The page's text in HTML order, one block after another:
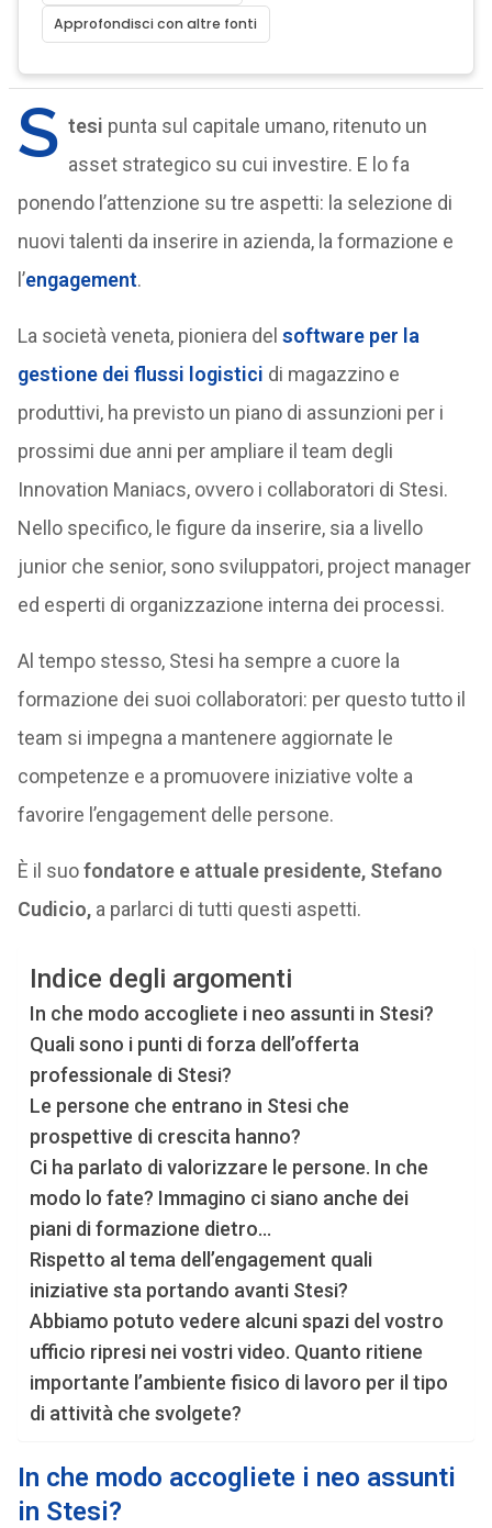
Approfondisci con altre fonti
S tesi punta sul capitale umano, ritenuto un
asset strategico su cui investire. E lo fa
ponendo l’attenzione su tre aspetti: la selezione di
nuovi talenti da inserire in azienda, la formazione e
l’engagement.
La società veneta, pioniera del software per la
gestione dei flussi logistici di magazzino e
produttivi, ha previsto un piano di assunzioni per i
prossimi due anni per ampliare il team degli
Innovation Maniacs, ovvero i collaboratori di Stesi.
Nello specifico, le figure da inserire, sia a livello
junior che senior, sono sviluppatori, project manager
ed esperti di organizzazione interna dei processi.
Al tempo stesso, Stesi ha sempre a cuore la
formazione dei suoi collaboratori: per questo tutto il
team si impegna a mantenere aggiornate le
competenze e a promuovere iniziative volte a
favorire l’engagement delle persone.
È il suofondatore e attuale presidente, Stefano
Cudicio,a parlarci di tutti questi aspetti.
Indice degli argomenti
In che modo accogliete i neo assunti in Stesi?
Quali sono i punti di forza dell’offerta
professionale di Stesi?
Le persone che entrano in Stesi che
prospettive di crescita hanno?
Ci ha parlato di valorizzare le persone. In che
modo lo fate? Immagino ci siano anche dei
piani di formazione dietro…
Rispetto al tema dell’engagement quali
iniziative sta portando avanti Stesi?
Abbiamo potuto vedere alcuni spazi del vostro
ufficio ripresi nei vostri video. Quanto ritiene
importante l’ambiente fisico di lavoro per il tipo
di attività che svolgete?
In che modo accogliete i neo assunti
in Stesi?